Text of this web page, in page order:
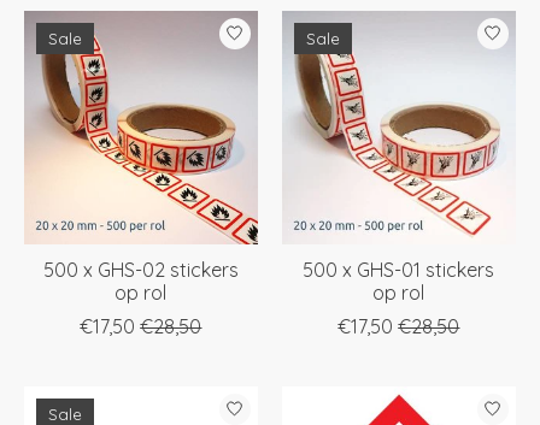
Sale
500 x GHS-02 stickers
op rol
€17,50 €28,50
Sale
500 x GHS-01 stickers
op rol
€17,50 €28,50
Sale